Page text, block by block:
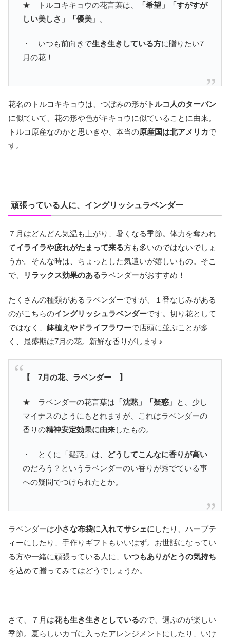
★ トルコキキョウの花言葉は、
「希望」「すがすが
しい美しさ」「優美」 。
・ いつも前向きで生き生きしている方に贈りたい7
月の花！
花名のトルコキキョウは、つぼみの形が トルコ人のターバン
に似ていて、花の形や色がキキョウに似ていることに由来。
トルコ原産なのかと思いきや、本当の原産国は北アメリカで
す。
頑張っている人に、イングリッシュラベンダー
７月はどんどん気温も上がり、暑くなる季節。体力を奪われ
てイライラや疲れがたまって来る方も多いのではないでしょ
うか。そんな時は、ちょっとした気遣いが嬉しいもの。そこ
で、
リラックス効果のあるラベンダーがおすすめ！
たくさんの種類があるラベンダーですが、１番なじみがある
のがこちらのイングリッシュラベンダーです。切り花として
ではなく、 鉢植えやドライフラワーで店頭に並ぶことが多
く、最盛期は7月の花。新鮮な香りがします♪
【 7月の花、ラベンダー 】
★ ラベンダーの花言葉は 「沈黙」「疑惑」 と、少し
マイナスのようにもとれますが、これはラベンダーの
香りの精神安定効果に由来したもの。
・ とくに「疑惑」は、
どうしてこんなに香りが高い
のだろう？というラベンダーのい香りが秀でている事
への疑問でつけられたとか。
ラベンダーは小さな布袋に入れてサシェに したり、ハーブテ
ィーにしたり、手作りギフトもいいはず。お世話になってい
る方や一緒に頑張っている人に、 いつもありがとうの気持ち
を込めて贈ってみてはどうでしょうか。
さて、７月は花も生き生きとしているので、選ぶのが楽しい
季節。夏らしいカゴに入ったアレンジメントにしたり、いけ